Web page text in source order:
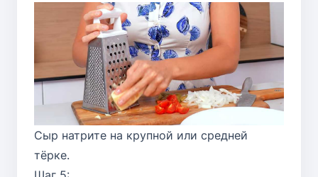
Сыр натрите на крупной или средней
тёрке.